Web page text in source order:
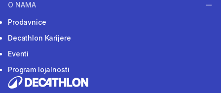
O NAMA
Prodavnice
Decathlon Karijere
Eventi
Program lojalnosti